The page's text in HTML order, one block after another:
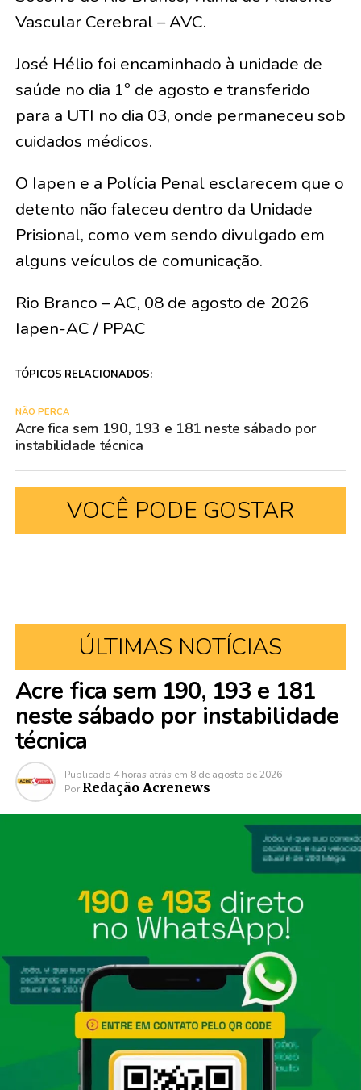
Vascular Cerebral – AVC.
José Hélio foi encaminhado à unidade de
saúde no dia 1º de agosto e transferido
para a UTI no dia 03, onde permaneceu sob
cuidados médicos.
O Iapen e a Polícia Penal esclarecem que o
detento não faleceu dentro da Unidade
Prisional, como vem sendo divulgado em
alguns veículos de comunicação.
Rio Branco – AC, 08 de agosto de 2026
Iapen-AC / PPAC
TÓPICOS RELACIONADOS:
NÃO PERCA
Acre fica sem 190, 193 e 181 neste sábado por
instabilidade técnica
VOCÊ PODE GOSTAR
ÚLTIMAS NOTÍCIAS
Acre fica sem 190, 193 e 181
neste sábado por instabilidade
técnica
Publicado 4 horas atrás em 8 de agosto de 2026
Por Redação Acrenews